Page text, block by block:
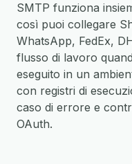
SMTP funziona
così puoi collegare
WhatsApp, FedEx,
flusso di lavoro
eseguito in un
con registri di
caso di errore e
OAuth.